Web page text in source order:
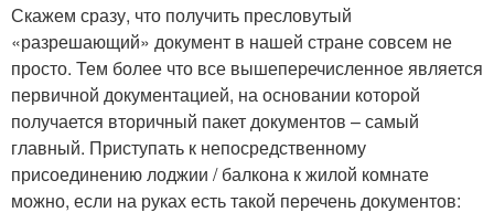
Скажем сразу, что получить пресловутый
«разрешающий» документ в нашей стране совсем не
просто. Тем более что все вышеперечисленное является
первичной документацией, на основании которой
получается вторичный пакет документов – самый
главный. Приступать к непосредственному
присоединению лоджии / балкона к жилой комнате
можно, если на руках есть такой перечень документов: